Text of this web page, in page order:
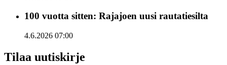
100 vuotta sitten: Rajajoen uusi rautatiesilta
4.6.2026 07:00
Tilaa uutiskirje